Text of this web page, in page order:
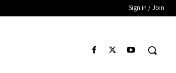
Sign in / Join